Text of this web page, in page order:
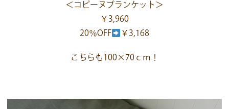
＜コピーヌブランケット＞
￥3,960
20％OFF
￥3,168
こちらも100×70ｃｍ！